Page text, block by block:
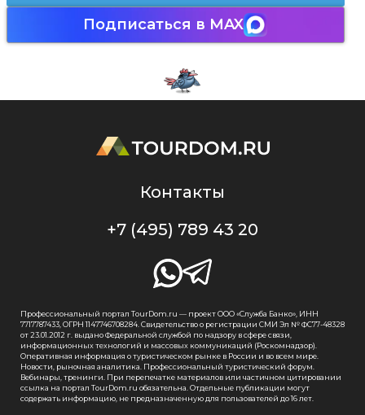
Подписаться в MAX
Контакты
+7 (495) 789 43 20
Профессиональный портал TourDom.ru — проект ООО «Служба Банко», ИНН
7717787433, ОГРН 1147746708284. Свидетельство о регистрации СМИ Эл № ФС77-48328
от 23.01.2012 г. выдано Федеральной службой по надзору в сфере связи,
информационных технологий и массовых коммуникаций (Роскомнадзор).
Оперативная информация о туристическом рынке в России и во всем мире.
Новости, рыночная аналитика. Профессиональный туристический форум.
Вебинары, тренинги. При перепечатке материалов или частичном цитировании
ссылка на портал TourDom.ru обязательна. Отдельные публикации могут
содержать информацию, не предназначенную для пользователей до 16 лет.